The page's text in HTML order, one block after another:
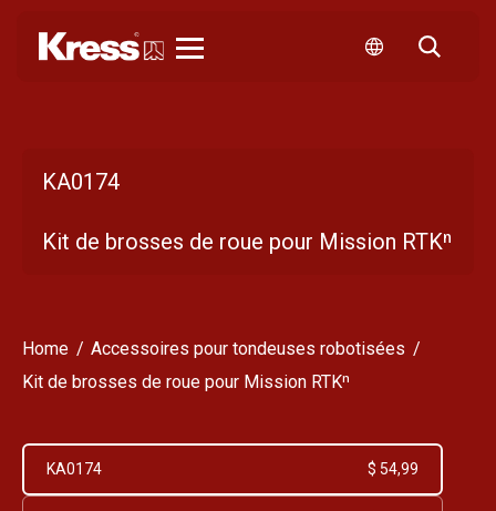
KA0174
Kit de brosses de roue pour Mission RTKⁿ
Home
Accessoires pour tondeuses robotisées
Kit de brosses de roue pour Mission RTKⁿ
KA0174 $ 54,99